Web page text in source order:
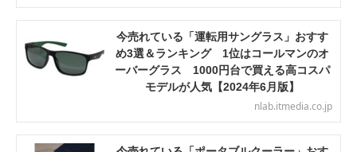
今売れている「運転用サングラス」おすす
め3選＆ランキング 1位はコールマンのオ
ーバーグラス 1000円台で買える高コスパ
モデルが人気【2024年6月版】
nlab.itmedia.co.jp